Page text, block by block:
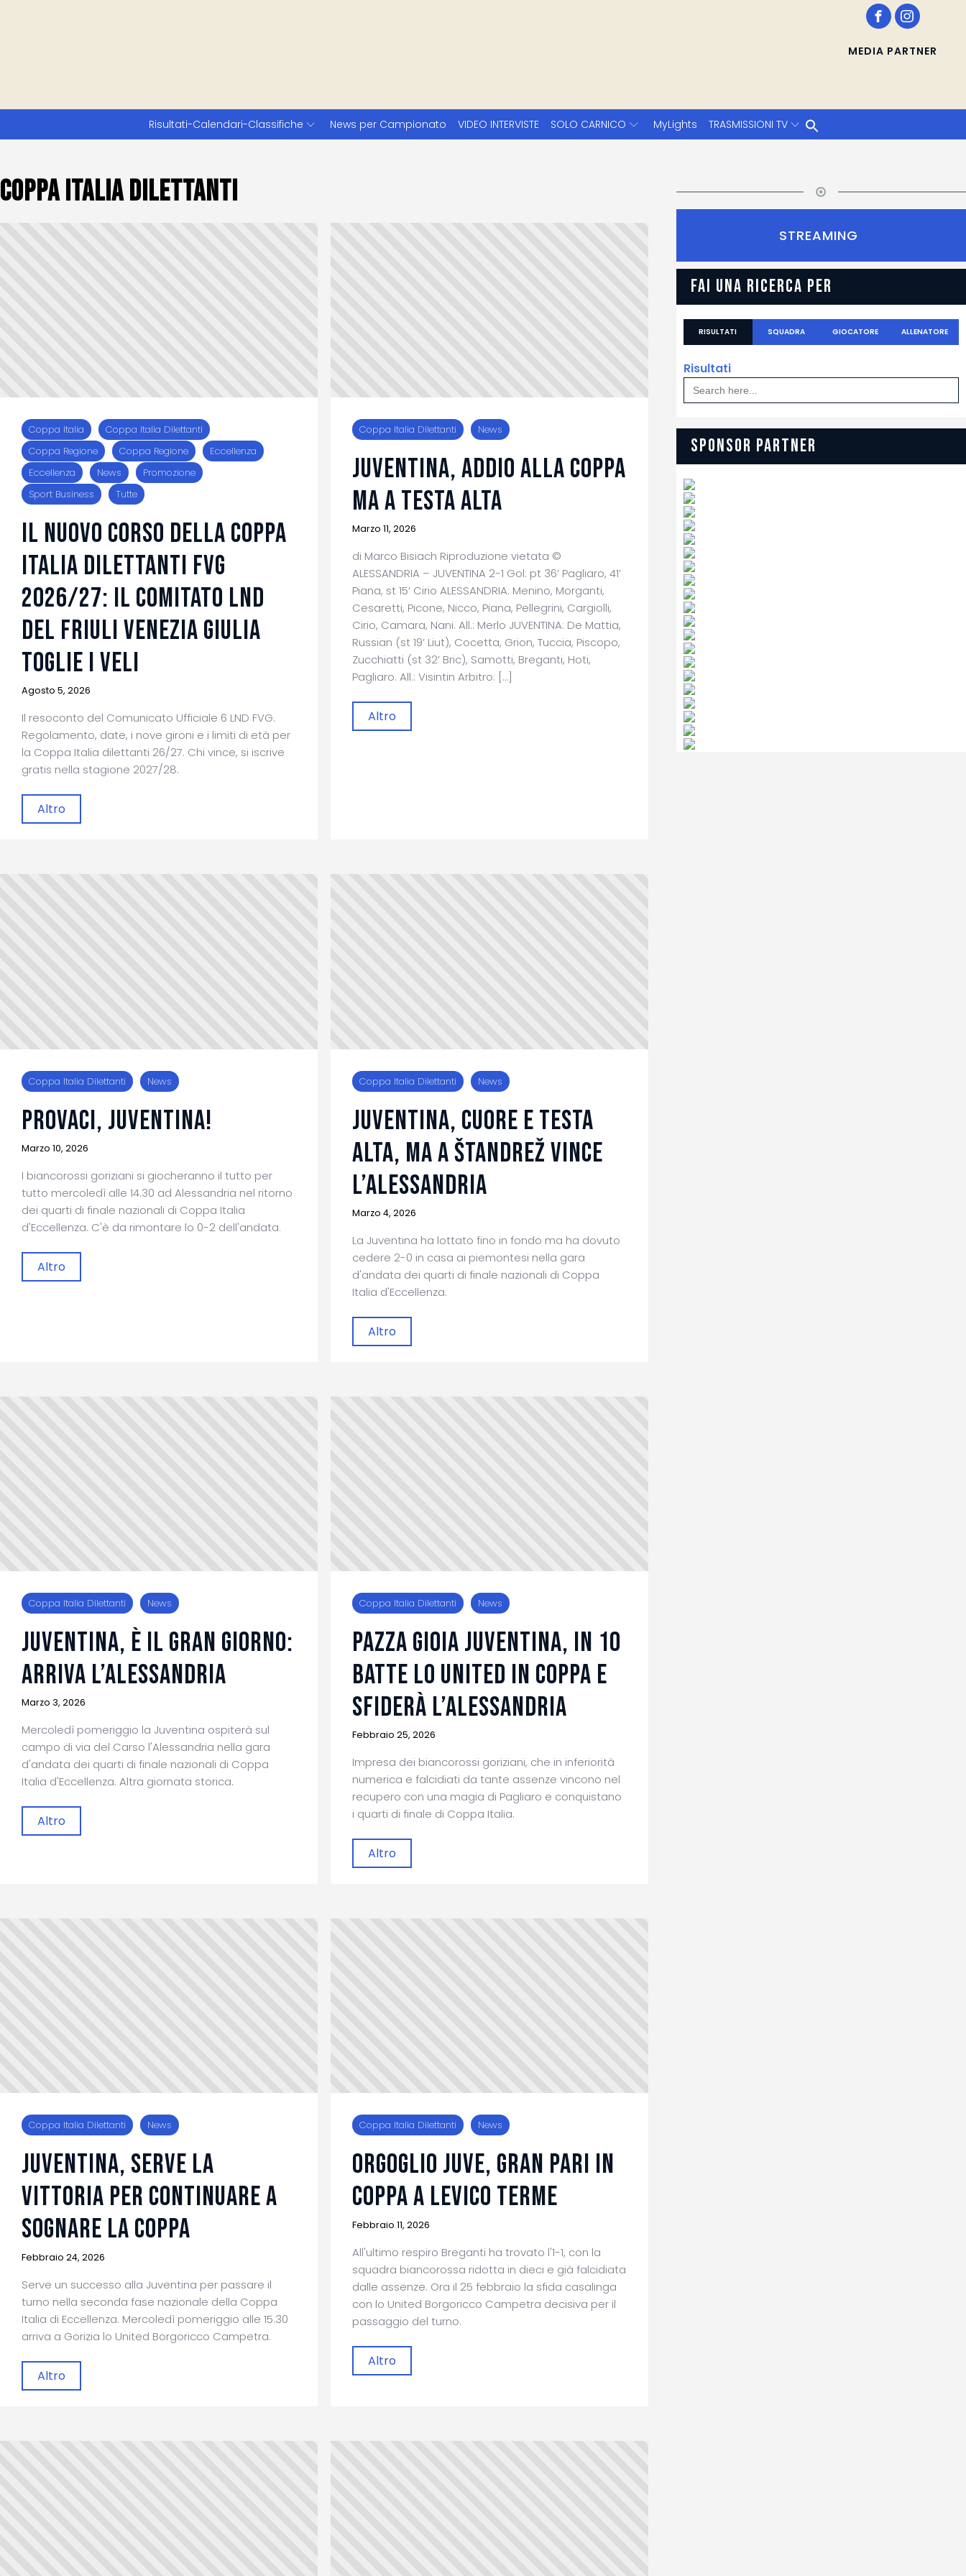
MEDIA PARTNER
Risultati-Calendari-Classifiche News per Campionato VIDEO INTERVISTE SOLO CARNICO MyLights TRASMISSIONI TV
Coppa Italia Dilettanti
Coppa Italia
Coppa Italia Dilettanti
Coppa Regione
Coppa Regione
Eccellenza
Eccellenza
News
Promozione
Sport Business
Tutte
Il nuovo corso della Coppa
Italia Dilettanti FVG
2026/27: il Comitato LND
del Friuli Venezia Giulia
toglie i veli
Agosto 5, 2026
Il resoconto del Comunicato Ufficiale 6 LND FVG.
Regolamento, date, i nove gironi e i limiti di età per
la Coppa Italia dilettanti 26/27. Chi vince, si iscrive
gratis nella stagione 2027/28.
Altro
Coppa Italia Dilettanti News
JUVENTINA, ADDIO ALLA COPPA
MA A TESTA ALTA
Marzo 11, 2026
di Marco Bisiach Riproduzione vietata ©
ALESSANDRIA – JUVENTINA 2-1 Gol: pt 36’ Pagliaro, 41’
Piana, st 15’ Cirio ALESSANDRIA: Menino, Morganti,
Cesaretti, Picone, Nicco, Piana, Pellegrini, Cargiolli,
Cirio, Camara, Nani. All.: Merlo JUVENTINA: De Mattia,
Russian (st 19’ Liut), Cocetta, Grion, Tuccia, Piscopo,
Zucchiatti (st 32’ Bric), Samotti, Breganti, Hoti,
Pagliaro. All.: Visintin Arbitro: […]
Altro
Coppa Italia Dilettanti News
PROVACI, JUVENTINA!
Marzo 10, 2026
I biancorossi goriziani si giocheranno il tutto per
tutto mercoledì alle 14.30 ad Alessandria nel ritorno
dei quarti di finale nazionali di Coppa Italia
d'Eccellenza. C'è da rimontare lo 0-2 dell'andata.
Altro
Coppa Italia Dilettanti News
JUVENTINA, CUORE E TESTA
ALTA, MA A ŠTANDREŽ VINCE
L’ALESSANDRIA
Marzo 4, 2026
La Juventina ha lottato fino in fondo ma ha dovuto
cedere 2-0 in casa ai piemontesi nella gara
d'andata dei quarti di finale nazionali di Coppa
Italia d'Eccellenza.
Altro
Coppa Italia Dilettanti News
JUVENTINA, È IL GRAN GIORNO:
ARRIVA L’ALESSANDRIA
Marzo 3, 2026
Mercoledì pomeriggio la Juventina ospiterà sul
campo di via del Carso l'Alessandria nella gara
d'andata dei quarti di finale nazionali di Coppa
Italia d'Eccellenza. Altra giornata storica.
Altro
Coppa Italia Dilettanti News
PAZZA GIOIA JUVENTINA, IN 10
BATTE LO UNITED IN COPPA E
SFIDERÀ L’ALESSANDRIA
Febbraio 25, 2026
Impresa dei biancorossi goriziani, che in inferiorità
numerica e falcidiati da tante assenze vincono nel
recupero con una magia di Pagliaro e conquistano
i quarti di finale di Coppa Italia.
Altro
Coppa Italia Dilettanti News
JUVENTINA, SERVE LA
VITTORIA PER CONTINUARE A
SOGNARE LA COPPA
Febbraio 24, 2026
Serve un successo alla Juventina per passare il
turno nella seconda fase nazionale della Coppa
Italia di Eccellenza. Mercoledì pomeriggio alle 15.30
arriva a Gorizia lo United Borgoricco Campetra.
Altro
Coppa Italia Dilettanti News
ORGOGLIO JUVE, GRAN PARI IN
COPPA A LEVICO TERME
Febbraio 11, 2026
All'ultimo respiro Breganti ha trovato l'1-1, con la
squadra biancorossa ridotta in dieci e già falcidiata
dalle assenze. Ora il 25 febbraio la sfida casalinga
con lo United Borgoricco Campetra decisiva per il
passaggio del turno.
Altro
STREAMING
FAI UNA RICERCA PER
RISULTATI SQUADRA GIOCATORE ALLENATORE
Risultati
Search
for:
SPONSOR PARTNER